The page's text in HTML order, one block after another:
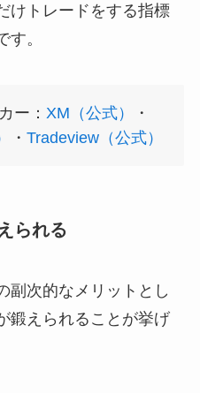
けトレードをする指標
す。
ー： XM（公式）
・
・Tradeview（公式）
られる
副次的なメリットとし
鍛えられることが挙げ